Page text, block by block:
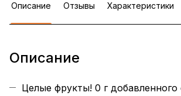
Описание Отзывы Характеристики
Описание
Целые фрукты! 0 г добавленного